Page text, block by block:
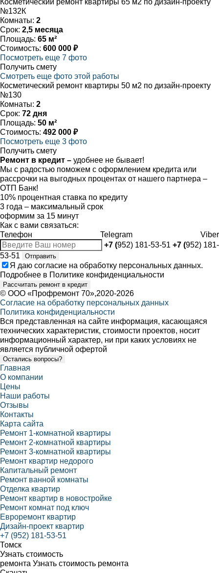
Косметический ремонт квартиры 65 м2 по дизайн-проекту
№132К
Комнаты: 2
Срок: 2,5 месяца
Площадь: 65 м²
Стоимость: 600 000 ₽
Посмотреть еще 7 фото
Получить смету
Смотреть еще фото этой работы
Косметический ремонт квартиры 50 м2 по дизайн-проекту
№130
Комнаты: 2
Срок: 72 дня
Площадь: 50 м²
Стоимость: 492 000 ₽
Посмотреть еще 3 фото
Получить смету
Ремонт в кредит – удобнее не бывает!
Мы с радостью поможем с оформлением кредита или
рассрочки на выгодных процентах от нашего партнера –
ОТП Банк!
10% процентная ставка по кредиту
3 года – максимальный срок
оформим за 15 минут
Как с вами связаться:
Телефон
Telegram
Viber
+7 (952) 181-53-51 +7 (952) 181-
53-51
Отправить
Я даю согласие на обработку персональных данных.
Подробнее в Политике конфиденциальности
Рассчитать ремонт в кредит
© ООО «Профремонт 70»,2020-2026
Согласие на обработку персональных данных
Политика конфиденциальности
Вся представленная на сайте информация, касающаяся
технических характеристик, стоимости проектов, носит
информационный характер, ни при каких условиях не
является публичной офертой
Остались вопросы?
Главная
О компании
Цены
Наши работы
Отзывы
Контакты
Карта сайта
Ремонт 1-комнатной квартиры
Ремонт 2-комнатной квартиры
Ремонт 3-комнатной квартиры
Ремонт квартир недорого
Капитальный ремонт
Ремонт ванной комнаты
Отделка квартир
Ремонт квартир в новостройке
Ремонт комнат под ключ
Евроремонт квартир
Дизайн-проект квартир
+7 (952) 181-53-51
Томск
Узнать стоимость
ремонта Узнать стоимость ремонта